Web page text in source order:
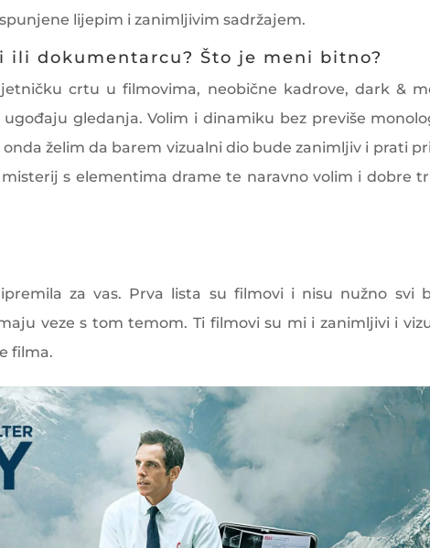
lijepim i zanimljivim sadržajem.
dokumentarcu? Što je meni bitno?
crtu u filmovima, neobične kadrove, dark &
gledanja. Volim i dinamiku bez previše
želim da barem vizualni dio bude zanimljiv i prati
s elementima drame te naravno volim i dobre
za vas. Prva lista su filmovi i nisu nužno svi
veze s tom temom. Ti filmovi su mi i zanimljivi i
filma.